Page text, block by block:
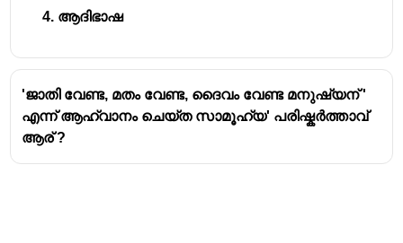
ആദിഭാഷ
'ജാതി വേണ്ട, മതം വേണ്ട, ദൈവം വേണ്ട മനുഷ്യന് '
എന്ന് ആഹ്വാനം ചെയ്ത സാമൂഹ്യ' പരിഷ്കർത്താവ്
ആര് ?